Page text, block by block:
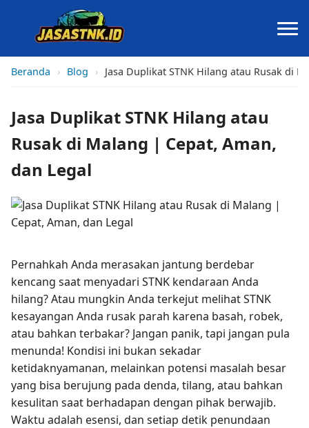
Beranda › Blog › Jasa Duplikat STNK Hilang atau Rusak di
Jasa Duplikat STNK Hilang atau
Rusak di Malang | Cepat, Aman,
dan Legal
Pernahkah Anda merasakan jantung berdebar
kencang saat menyadari STNK kendaraan Anda
hilang? Atau mungkin Anda terkejut melihat STNK
kesayangan Anda rusak parah karena basah, robek,
atau bahkan terbakar? Jangan panik, tapi jangan pula
menunda! Kondisi ini bukan sekadar
ketidaknyamanan, melainkan potensi masalah besar
yang bisa berujung pada denda, tilang, atau bahkan
kesulitan saat berhadapan dengan pihak berwajib.
Waktu adalah esensi, dan setiap detik penundaan